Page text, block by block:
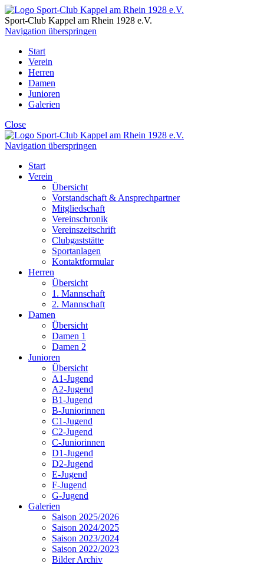
Sport-Club Kappel am Rhein 1928 e.V.
Navigation überspringen
Start
Verein
Herren
Damen
Junioren
Galerien
Close
Navigation überspringen
Start
Verein
Übersicht
Vorstandschaft & Ansprechpartner
Mitgliedschaft
Vereinschronik
Vereinszeitschrift
Clubgaststätte
Sportanlagen
Kontaktformular
Herren
Übersicht
1. Mannschaft
2. Mannschaft
Damen
Übersicht
Damen 1
Damen 2
Junioren
Übersicht
A1-Jugend
A2-Jugend
B1-Jugend
B-Juniorinnen
C1-Jugend
C2-Jugend
C-Juniorinnen
D1-Jugend
D2-Jugend
E-Jugend
F-Jugend
G-Jugend
Galerien
Saison 2025/2026
Saison 2024/2025
Saison 2023/2024
Saison 2022/2023
Bilder Archiv